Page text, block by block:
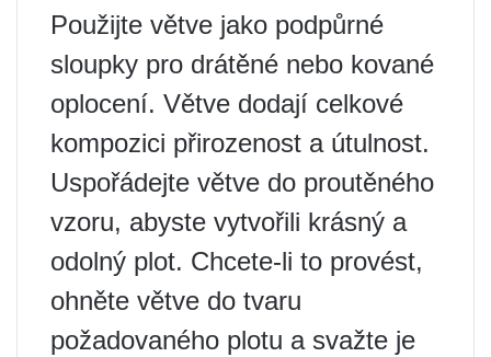
Použijte větve jako podpůrné
sloupky pro drátěné nebo kované
oplocení. Větve dodají celkové
kompozici přirozenost a útulnost.
Uspořádejte větve do proutěného
vzoru, abyste vytvořili krásný a
odolný plot. Chcete-li to provést,
ohněte větve do tvaru
požadovaného plotu a svažte je